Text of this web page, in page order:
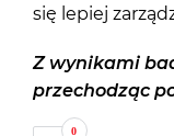
się lepiej
Z wynikami
przechodząc
0